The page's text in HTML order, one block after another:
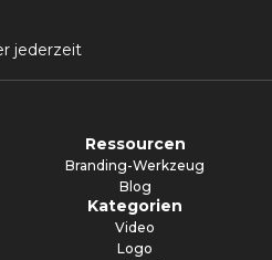
jederzeit
Ressourcen
Branding-Werkzeug
Blog
Kategorien
Video
Logo